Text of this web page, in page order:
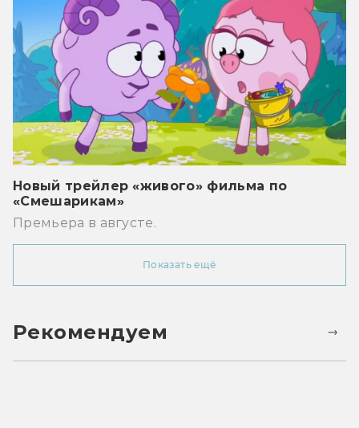
Новый трейлер «живого» фильма по
«Смешарикам»
Премьера в августе.
Показать ещё
Рекомендуем